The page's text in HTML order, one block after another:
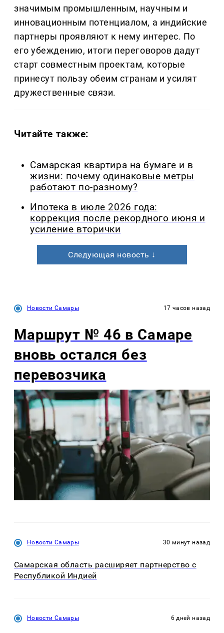
значимым промышленным, научным и
инновационным потенциалом, а индийские
партнеры проявляют к нему интерес. По
его убеждению, итоги переговоров дадут
старт совместным проектам, которые
принесут пользу обеим странам и усилят
дружественные связи.
Читайте также:
Самарская квартира на бумаге и в
жизни: почему одинаковые метры
работают по-разному?
Ипотека в июле 2026 года:
коррекция после рекордного июня и
усиление вторички
Следующая новость ↓
Новости Самары 17 часов назад
Маршрут № 46 в Самаре
вновь остался без
перевозчика
Новости Самары 30 минут назад
Самарская область расширяет партнерство с
Республикой Индией
Новости Самары 6 дней назад